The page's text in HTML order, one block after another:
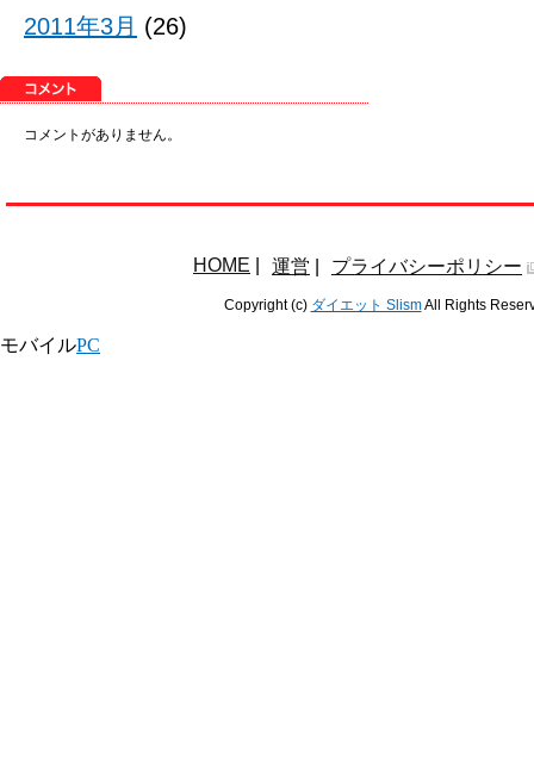
2011年3月 (26)
コメントがありません。
HOME 運営 プライバシーポリシー
Copyright (c) ダイエット SlismAll Rights
モバイルPC